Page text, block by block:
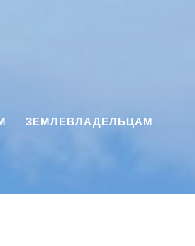
ЗЕМЛЕВЛАДЕЛЬЦАМ